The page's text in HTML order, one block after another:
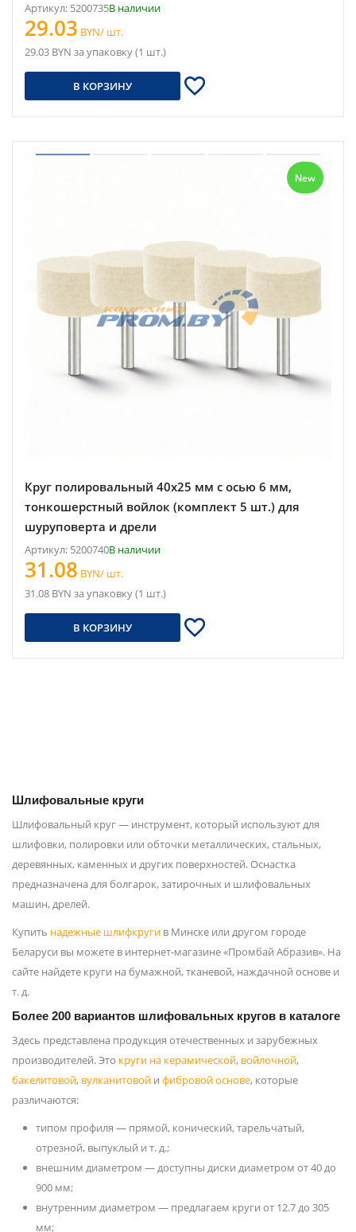
Артикул: 5200735В наличии
29.03 BYN/ шт.
29.03 BYN за упаковку (1 шт.)
В КОРЗИНУ
New
Круг полировальный 40х25 мм с осью 6 мм,
тонкошерстный войлок (комплект 5 шт.) для
шуруповерта и дрели
Артикул: 5200740В наличии
31.08 BYN/ шт.
31.08 BYN за упаковку (1 шт.)
В КОРЗИНУ
Шлифовальные круги
Шлифовальный круг — инструмент, который используют для
шлифовки, полировки или обточки металлических, стальных,
деревянных, каменных и других поверхностей. Оснастка
предназначена для болгарок, затирочных и шлифовальных
машин, дрелей.
Купить надежные шлифкруги в Минске или другом городе
Беларуси вы можете в интернет-магазине «Промбай Абразив». На
сайте найдете круги на бумажной, тканевой, наждачной основе и
т. д.
Более 200 вариантов шлифовальных кругов в каталоге
Здесь представлена продукция отечественных и зарубежных
производителей. Это круги на керамической, войлочной,
бакелитовой, вулканитовой и фибровой основе, которые
различаются:
типом профиля — прямой, конический, тарельчатый,
отрезной, выпуклый и т. д.;
внешним диаметром — доступны диски диаметром от 40 до
900 мм;
внутренним диаметром — предлагаем круги от 12.7 до 305
мм;